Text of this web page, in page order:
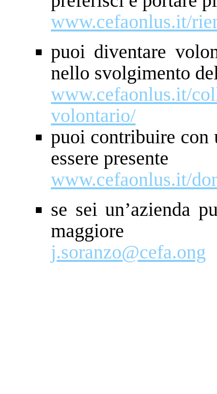
www.cefaonlus.it/
puoi diventare
nello svolgimento
www.cefaonlus.it/
volontario/
puoi contribuire con
essere presente
www.cefaonlus.it/
se sei un’azienda
maggiore
j.soranzo@cefa.ong